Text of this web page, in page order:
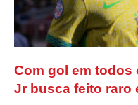
Com gol em todos
Jr busca feito raro